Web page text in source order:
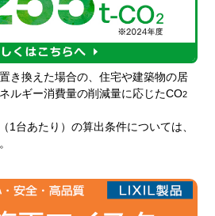
き換えた場合の、住宅や建築物の居
ルギー消費量の削減量に応じたCO2
1台あたり）の算出条件については、